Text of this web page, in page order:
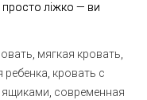
ліжко — ви
, мягкая кровать,
ребенка, кровать с
ящиками, современная